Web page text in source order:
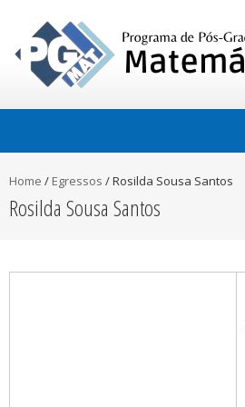
Home / Egressos /Rosilda Sousa Santos
Rosilda Sousa Santos